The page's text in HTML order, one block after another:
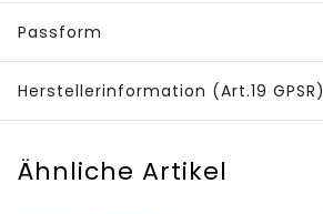
Passform
Herstellerinformation (Art.19 GPSR)
Ähnliche Artikel